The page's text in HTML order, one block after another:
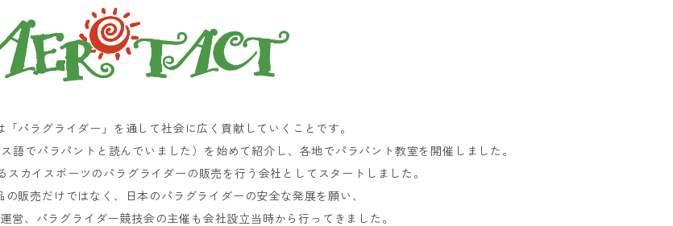
「パラグライダー」を通して社会に広く貢献していくことです。
語でパラパントと読んでいました）を始めて紹介し、各地でパラパント教室を開催しました。
カイスポーツのパラグライダーの販売を行う会社としてスタートしました。
の販売だけではなく、日本のパラグライダーの安全な発展を願い、
営、パラグライダー競技会の主催も会社設立当時から行ってきました。